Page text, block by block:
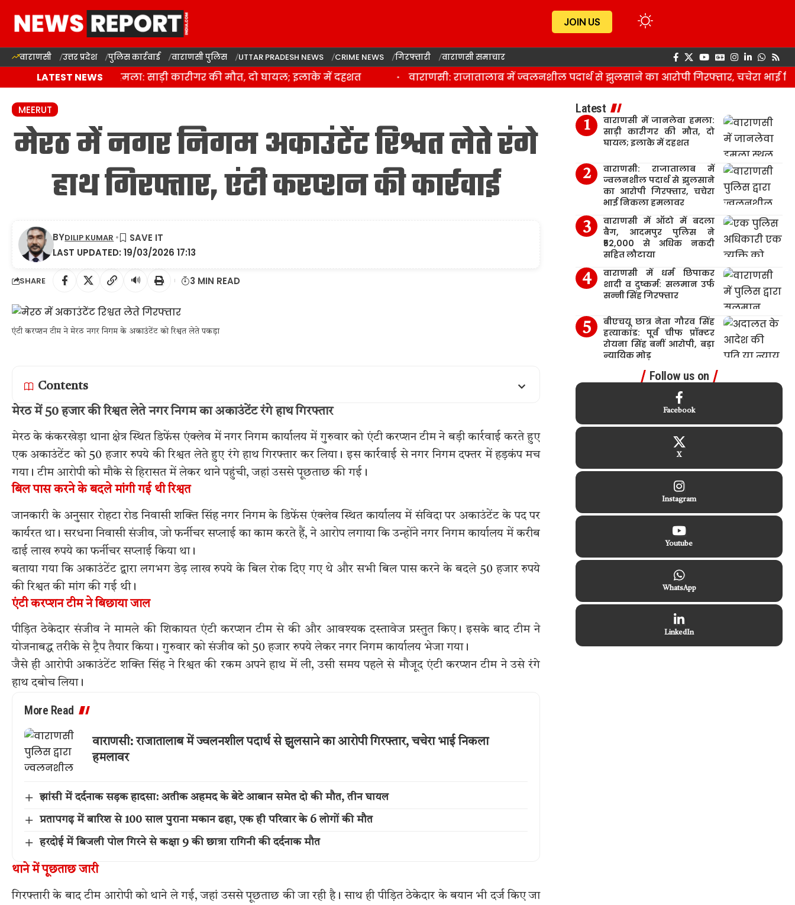
JOIN US
वाराणसी उत्तर प्रदेश पुलिस कार्रवाई वाराणसी पुलिस UTTAR PRADESH NEWS CRIME NEWS गिरफ्तारी वाराणसी समाचार
LATEST NEWS
वाराणसी में जानलेवा हमला: साड़ी कारीगर की मौत, दो घायल; इलाके में दहशत वाराणसी: राजातालाब में ज्वलनशील पदार्थ से झुलसाने का आरोपी गिरफ्तार, चचेरा भाई
MEERUT
मेरठ में नगर निगम अकाउंटेंट रिश्वत लेते रंगे
हाथ गिरफ्तार, एंटी करप्शन की कार्रवाई
LAST UPDATED: 19/03/2026 17:13
BYDILIP KUMAR
SHARE 🔊 3 MIN READ
एंटी करप्शन टीम ने मेरठ नगर निगम के अकाउंटेंट को रिश्वत लेते पकड़ा
Contents
मेरठ में 50 हजार की रिश्वत लेते नगर निगम का अकाउंटेंट रंगे हाथ गिरफ्तार
मेरठ के कंकरखेड़ा थाना क्षेत्र स्थित डिफेंस एंक्लेव में नगर निगम कार्यालय में गुरुवार को एंटी करप्शन टीम ने बड़ी कार्रवाई करते हुए
एक अकाउंटेंट को 50 हजार रुपये की रिश्वत लेते हुए रंगे हाथ गिरफ्तार कर लिया। इस कार्रवाई से नगर निगम दफ्तर में हड़कंप मच
गया। टीम आरोपी को मौके से हिरासत में लेकर थाने पहुंची, जहां उससे पूछताछ की गई।
बिल पास करने के बदले मांगी गई थी रिश्वत
जानकारी के अनुसार रोहटा रोड निवासी शक्ति सिंह नगर निगम के डिफेंस एंक्लेव स्थित कार्यालय में संविदा पर अकाउंटेंट के पद पर
कार्यरत था। सरधना निवासी संजीव, जो फर्नीचर सप्लाई का काम करते हैं, ने आरोप लगाया कि उन्होंने नगर निगम कार्यालय में करीब
ढाई लाख रुपये का फर्नीचर सप्लाई किया था।
बताया गया कि अकाउंटेंट द्वारा लगभग डेढ़ लाख रुपये के बिल रोक दिए गए थे और सभी बिल पास करने के बदले 50 हजार रुपये
की रिश्वत की मांग की गई थी।
एंटी करप्शन टीम ने बिछाया जाल
पीड़ित ठेकेदार संजीव ने मामले की शिकायत एंटी करप्शन टीम से की और आवश्यक दस्तावेज प्रस्तुत किए। इसके बाद टीम ने
योजनाबद्ध तरीके से ट्रैप तैयार किया। गुरुवार को संजीव को 50 हजार रुपये लेकर नगर निगम कार्यालय भेजा गया।
जैसे ही आरोपी अकाउंटेंट शक्ति सिंह ने रिश्वत की रकम अपने हाथ में ली, उसी समय पहले से मौजूद एंटी करप्शन टीम ने उसे रंगे
हाथ दबोच लिया।
More Read
वाराणसी: राजातालाब में ज्वलनशील पदार्थ से झुलसाने का आरोपी गिरफ्तार, चचेरा भाई निकला
हमलावर
झांसी में दर्दनाक सड़क हादसा: अतीक अहमद के बेटे आबान समेत दो की मौत, तीन घायल
प्रतापगढ़ में बारिश से 100 साल पुराना मकान ढहा, एक ही परिवार के 6 लोगों की मौत
हरदोई में बिजली पोल गिरने से कक्षा 9 की छात्रा रागिनी की दर्दनाक मौत
थाने में पूछताछ जारी
गिरफ्तारी के बाद टीम आरोपी को थाने ले गई, जहां उससे पूछताछ की जा रही है। साथ ही पीड़ित ठेकेदार के बयान भी दर्ज किए जा
Latest
वाराणसी में जानलेवा हमला:
साड़ी कारीगर की मौत, दो
घायल; इलाके में दहशत
वाराणसी: राजातालाब में
ज्वलनशील पदार्थ से झुलसाने
का आरोपी गिरफ्तार, चचेरा
भाई निकला हमलावर
वाराणसी में ऑटो में बदला
बैग, आदमपुर पुलिस ने
₹52,000 से अधिक नकदी
सहित लौटाया
वाराणसी में धर्म छिपाकर
शादी व दुष्कर्म: सलमान उर्फ
सन्नी सिंह गिरफ्तार
बीएचयू छात्र नेता गौरव सिंह
हत्याकांड: पूर्व चीफ प्रॉक्टर
रोयना सिंह बनीं आरोपी, बड़ा
न्यायिक मोड़
Follow us on
Facebook
X
Instagram
Youtube
WhatsApp
LinkedIn